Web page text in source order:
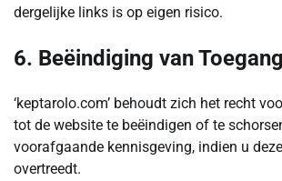
dergelijke links is op eigen risico.
6. Beëindiging van Toegang
‘keptarolo.com’ behoudt zich het recht
tot de website te beëindigen of te
voorafgaande kennisgeving, indien u
overtreedt.